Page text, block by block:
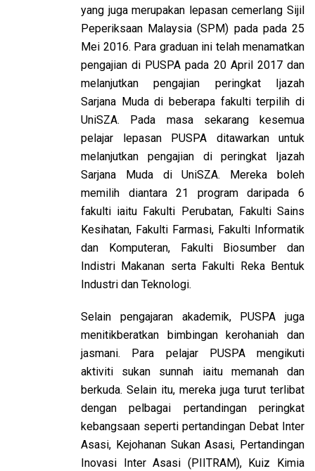
yang juga merupakan lepasan cemerlang Sijil
Peperiksaan Malaysia (SPM) pada pada 25
Mei 2016. Para graduan ini telah menamatkan
pengajian di PUSPA pada 20 April 2017 dan
melanjutkan pengajian peringkat Ijazah
Sarjana Muda di beberapa fakulti terpilih di
UniSZA. Pada masa sekarang kesemua
pelajar lepasan PUSPA ditawarkan untuk
melanjutkan pengajian di peringkat Ijazah
Sarjana Muda di UniSZA. Mereka boleh
memilih diantara 21 program daripada 6
fakulti iaitu Fakulti Perubatan, Fakulti Sains
Kesihatan, Fakulti Farmasi, Fakulti Informatik
dan Komputeran, Fakulti Biosumber dan
Indistri Makanan serta Fakulti Reka Bentuk
Industri dan Teknologi.
Selain pengajaran akademik, PUSPA juga
menitikberatkan bimbingan kerohaniah dan
jasmani. Para pelajar PUSPA mengikuti
aktiviti sukan sunnah iaitu memanah dan
berkuda. Selain itu, mereka juga turut terlibat
dengan pelbagai pertandingan peringkat
kebangsaan seperti pertandingan Debat Inter
Asasi, Kejohanan Sukan Asasi, Pertandingan
Inovasi Inter Asasi (PIITRAM), Kuiz Kimia